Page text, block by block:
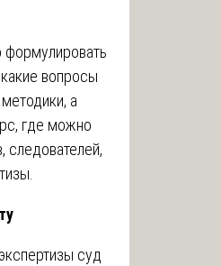
формулировать
вопросы
а
где можно
следователей,
суд